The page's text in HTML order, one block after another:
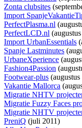
Zonta clubsites
Import
PerfectPlasma.nl
PerfectLCD.nl
Import UrbanEssentials
Spanje Lastminutes
UrbaneXperience
Fashion4Passion
Footwear-plus
Vakantie Mallorca
Migratie NHTV
Migratie Fuzzy Faces
Migratie NHTV
PreniQ (juli 2011)